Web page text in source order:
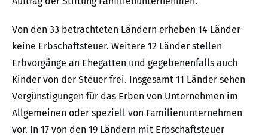
Von den 33 betrachteten Ländern erheben 14 Länder
keine Erbschaftsteuer. Weitere 12 Länder stellen
Erbvorgänge an Ehegatten und gegebenenfalls auch
Kinder von der Steuer frei. Insgesamt 11 Länder sehen
Vergünstigungen für das Erben von Unternehmen im
Allgemeinen oder speziell von Familienunternehmen
vor. In 17 von den 19 Ländern mit Erbschaftsteuer